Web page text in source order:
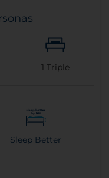
1 Triple
Sleep Better